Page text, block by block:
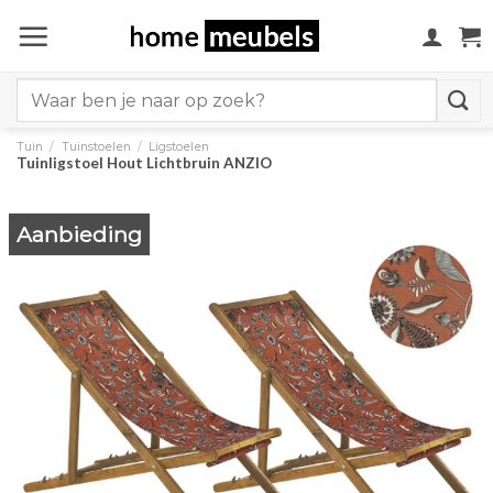
naar
for:
Tuin / Tuinstoelen / Ligstoelen
Tuinligstoel Hout Lichtbruin ANZIO
Aanbieding